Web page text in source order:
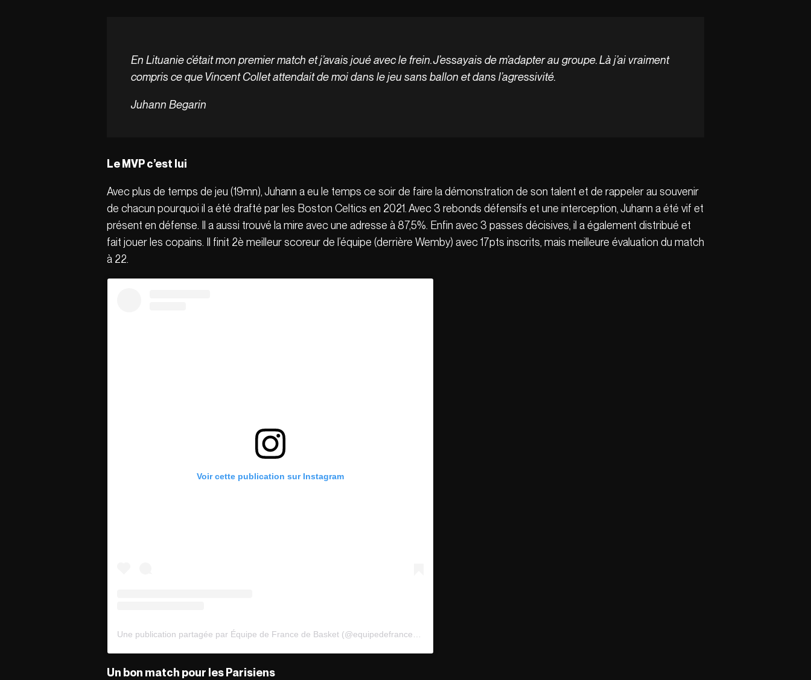
En Lituanie c’était mon premier match et j’avais joué avec le frein. J’essayais de m’adapter au groupe. Là j’ai vraiment
compris ce que Vincent Collet attendait de moi dans le jeu sans ballon et dans l’agressivité.
Juhann Begarin
Le MVP c’est lui
Avec plus de temps de jeu (19mn), Juhann a eu le temps ce soir de faire la démonstration de son talent et de rappeler au souvenir
de chacun pourquoi il a été drafté par les Boston Celtics en 2021. Avec 3 rebonds défensifs et une interception, Juhann a été vif et
présent en défense. Il a aussi trouvé la mire avec une adresse à 87,5%. Enfin avec 3 passes décisives, il a également distribué et
fait jouer les copains. Il finit 2è meilleur scoreur de l’équipe (derrière Wemby) avec 17pts inscrits, mais meilleure évaluation du match
à 22.
Voir cette publication sur Instagram
Un bon match pour les Parisiens